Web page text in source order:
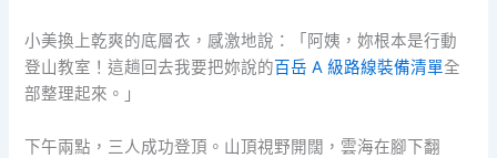
小美換上乾爽的底層衣，感激地說：「阿姨，妳根本是行動
登山教室！這趟回去我要把妳說的百岳 A 級路線裝備清單全
部整理起來。」
下午兩點，三人成功登頂。山頂視野開闊，雲海在腳下翻